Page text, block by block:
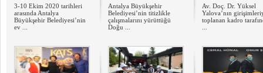
3-10 Ekim 2020 tarihleri
arasında Antalya
Büyükşehir Belediyesi’nin
ev ...
Antalya Büyükşehir
Belediyesi’nin titizlikle
çalışmalarını yürüttüğü
Doğu ...
Av. Doç. Dr. Yüksel
Yalova’nın
toplanan kadro